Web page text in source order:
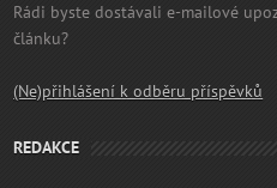
Rádi byste dostávali e-mailové
článku?
(Ne)přihlášení k odběru příspěvků
REDAKCE